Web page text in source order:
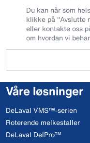
Du kan når som
klikke på "Avslutte
eller kontakte oss
om hvordan vi
Våre løsninger
DeLaval VMS™-serien
Roterende melkestaller
DeLaval DelPro™